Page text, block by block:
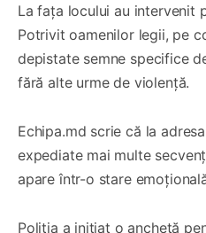
La fața locului au intervenit
Potrivit oamenilor legii, pe
depistate semne specifice
fără alte urme de violență.
Echipa.md scrie că la
expediate mai multe
apare într-o stare
Poliția a inițiat o anchetă